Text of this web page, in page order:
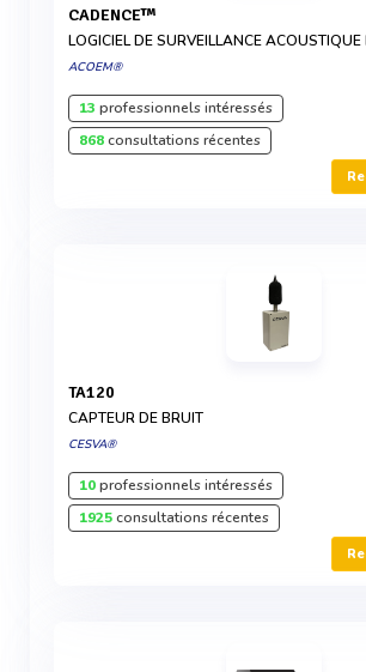
CADENCE™
LOGICIEL DE SURVEILLANCE ACOUSTIQUE
ACOEM®
13 professionnels intéressés
868consultations récentes
TA120
CAPTEUR DE BRUIT
CESVA®
10professionnels intéressés
1925consultations récentes